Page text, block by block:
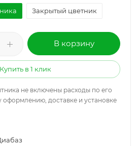
Закрытый цветник
В корзину
Купить в 1 клик
не включены расходы по его
оформлению, доставке и установке